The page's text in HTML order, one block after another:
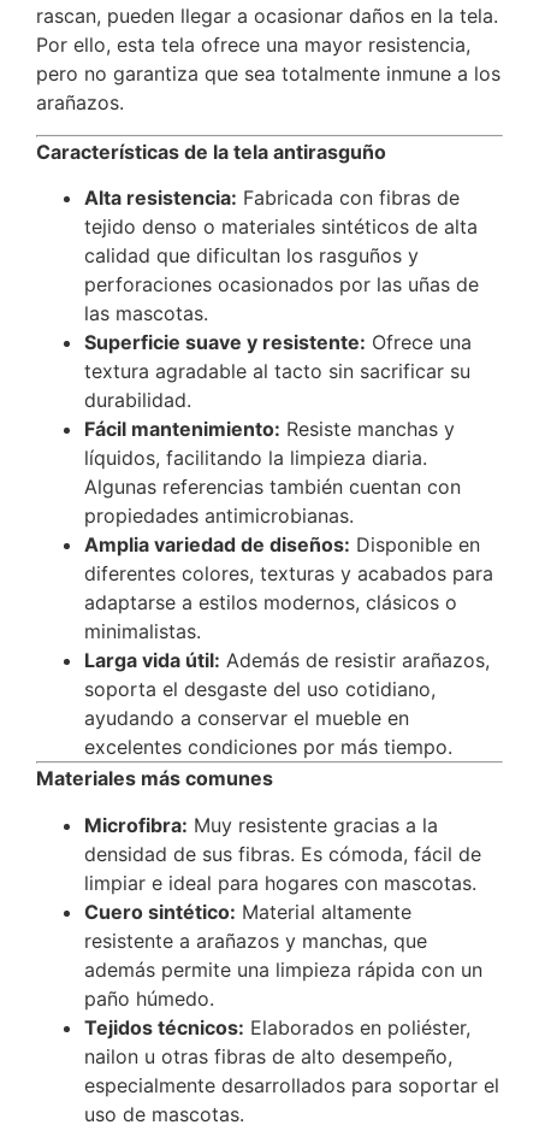
rascan, pueden llegar a ocasionar daños en la tela.
Por ello, esta tela ofrece una mayor resistencia,
pero no garantiza que sea totalmente inmune a los
arañazos.
Características de la tela antirasguño
Alta resistencia: Fabricada con fibras de
tejido denso o materiales sintéticos de alta
calidad que dificultan los rasguños y
perforaciones ocasionados por las uñas de
las mascotas.
Superficie suave y resistente: Ofrece una
textura agradable al tacto sin sacrificar su
durabilidad.
Fácil mantenimiento: Resiste manchas y
líquidos, facilitando la limpieza diaria.
Algunas referencias también cuentan con
propiedades antimicrobianas.
Amplia variedad de diseños: Disponible en
diferentes colores, texturas y acabados para
adaptarse a estilos modernos, clásicos o
minimalistas.
Larga vida útil: Además de resistir arañazos,
soporta el desgaste del uso cotidiano,
ayudando a conservar el mueble en
excelentes condiciones por más tiempo.
Materiales más comunes
Microfibra: Muy resistente gracias a la
densidad de sus fibras. Es cómoda, fácil de
limpiar e ideal para hogares con mascotas.
Cuero sintético: Material altamente
resistente a arañazos y manchas, que
además permite una limpieza rápida con un
paño húmedo.
Tejidos técnicos: Elaborados en poliéster,
nailon u otras fibras de alto desempeño,
especialmente desarrollados para soportar el
uso de mascotas.